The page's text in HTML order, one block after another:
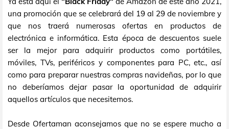
una promoción que se celebrará del 19 al 29 de noviembre y
que nos traerá numerosas ofertas en productos de
electrónica e informática. Esta época de descuentos suele
ser la mejor para adquirir productos como portátiles,
móviles, TVs, periféricos y componentes para PC, etc., así
como para preparar nuestras compras navideñas, por lo que
no deberíamos dejar pasar la oportunidad de adquirir
aquellos artículos que necesitemos.
Desde Ofertaman aconsejamos que no se espere mucho a